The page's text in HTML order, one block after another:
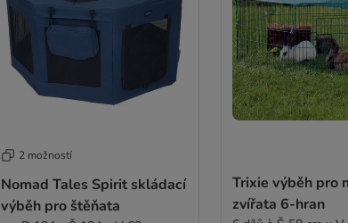
2 možností
Nomad Tales Spirit skládací
výběh pro štěňata
Trixie výběh pro
zvířata 6-hran